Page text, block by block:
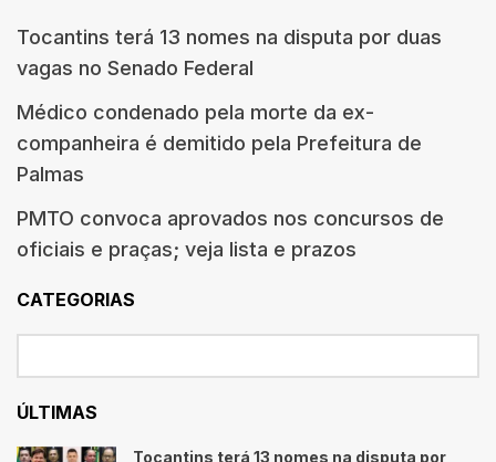
Tocantins terá 13 nomes na disputa por duas
vagas no Senado Federal
Médico condenado pela morte da ex-
companheira é demitido pela Prefeitura de
Palmas
PMTO convoca aprovados nos concursos de
oficiais e praças; veja lista e prazos
CATEGORIAS
ÚLTIMAS
Tocantins terá 13 nomes na disputa por